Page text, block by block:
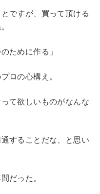
ですが、買って頂ける
ために作る」
ロの心構え。
て欲しいものがなんな
することだな、と思い
だった。